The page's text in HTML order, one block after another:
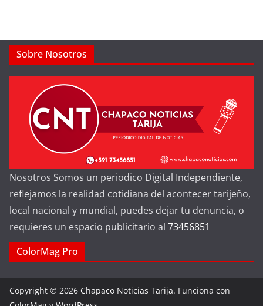
Sobre Nosotros
Nosotros Somos un periodico Digital Independiente,
reflejamos la realidad cotidiana del acontecer tarijeño,
local nacional y mundial, puedes dejar tu denuncia, o
requieres un espacio publicitario al 73456851
ColorMag Pro
Copyright © 2026 Chapaco Noticias Tarija. Funciona con